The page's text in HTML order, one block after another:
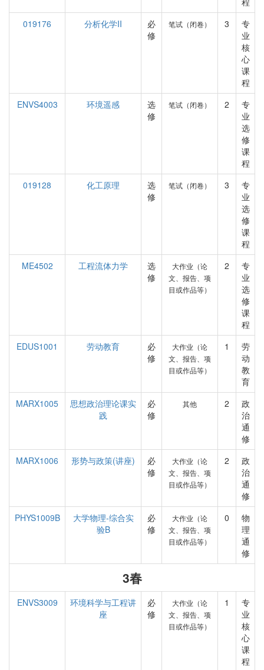
019176
分析化学II
必
修
笔试（闭卷） 3
专
业
核
心
课
程
ENVS4003
环境遥感
选
修
笔试（闭卷） 2
专
业
选
修
课
程
019128
化工原理
选
修
笔试（闭卷） 3
专
业
选
修
课
程
ME4502
工程流体力学
选
修
大作业（论
文、报告、项
目或作品等）
2
专
业
选
修
课
程
EDUS1001
劳动教育
必
修
大作业（论
文、报告、项
目或作品等）
1
劳
动
教
育
MARX1005
思想政治理论课实
践
必
修
其他 2
政
治
通
修
MARX1006
形势与政策(讲座)
必
修
大作业（论
文、报告、项
目或作品等）
2
政
治
通
修
PHYS1009B
大学物理-综合实
验B
必
修
大作业（论
文、报告、项
目或作品等）
0
物
理
通
修
3春
ENVS3009
环境科学与工程讲
座
必
修
大作业（论
文、报告、项
目或作品等）
1
专
业
核
心
课
程